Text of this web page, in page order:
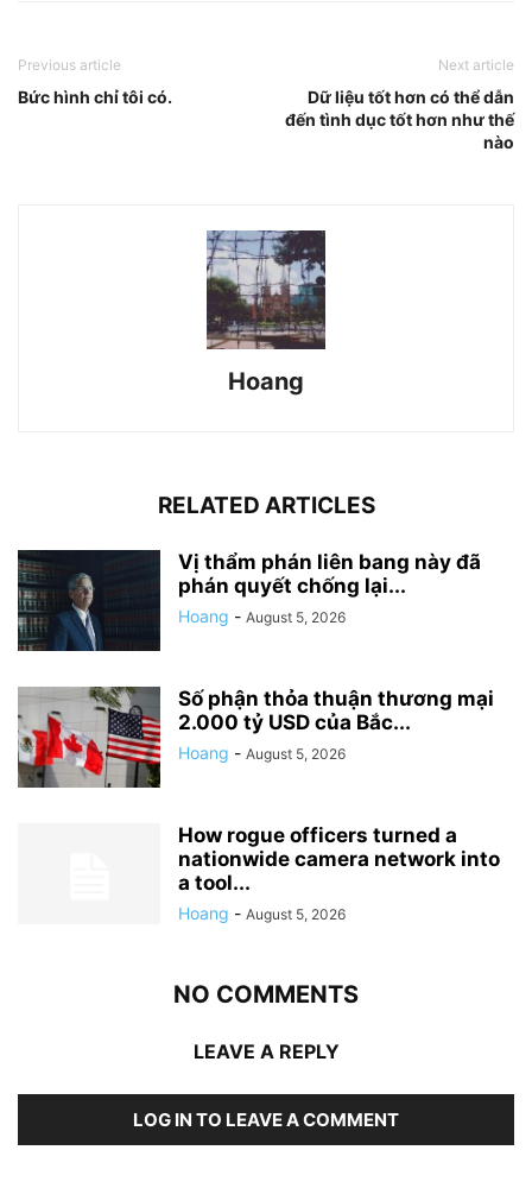
Previous article
Bức hình chỉ tôi có.
Next article
Dữ liệu tốt hơn có thể dẫn
đến tình dục tốt hơn như thế
nào
Hoang
RELATED ARTICLES
Vị thẩm phán liên bang này đã
phán quyết chống lại...
Hoang - August 5, 2026
Số phận thỏa thuận thương mại
2.000 tỷ USD của Bắc...
Hoang - August 5, 2026
How rogue officers turned a
nationwide camera network into
a tool...
Hoang - August 5, 2026
NO COMMENTS
LEAVE A REPLY
LOG IN TO LEAVE A COMMENT